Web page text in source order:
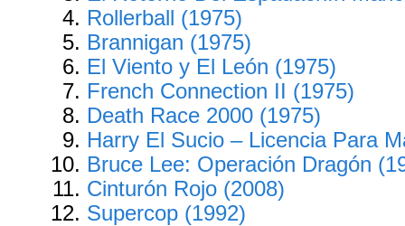
Rollerball (1975)
Brannigan (1975)
El Viento y El León (1975)
French Connection II (1975)
Death Race 2000 (1975)
Harry El Sucio – Licencia Para
Bruce Lee: Operación Dragón
Cinturón Rojo (2008)
Supercop (1992)